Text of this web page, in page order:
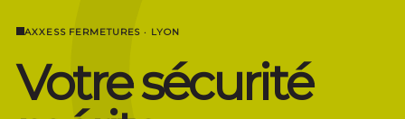
AXXESS FERMETURES · LYON
Votre sécurité